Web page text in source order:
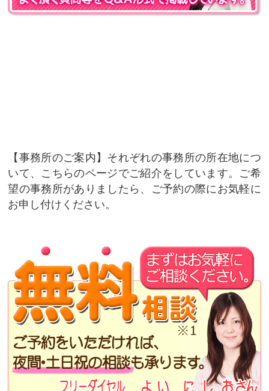
事務所のご案内
それぞれの事務所の所在地につ
いて、こちらのページでご紹介をしています。ご希
望の事務所がありましたら、ご予約の際にお気軽に
お申し付けください。